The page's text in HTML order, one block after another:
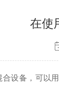
在使
设备，可以